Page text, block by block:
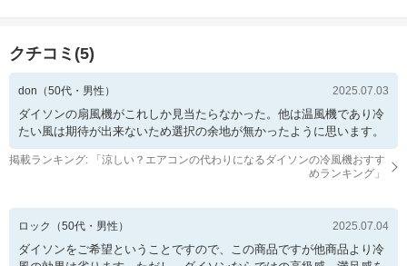
クチコミ(5)
don （50代・ 男性 ） 2025.07.03
ダイソンの扇風機がこれしか見当たらなかった。他は温風機であり冷
たい風は期待が出来ないため選択の余地が無かったように思います。
掲載ランキング: 「 涼しい？エアコンの代わりになるダイソンの冷風機おすす
めランキング 」
ロック （50代・ 男性 ） 2025.07.04
ダイソンをご希望ということですので、この商品ですが他商品より冷